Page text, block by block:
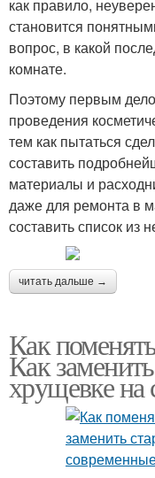
как правило,
становится
вопрос, в какой
комнате.
Поэтому первым
проведения
тем как пытаться
составить
материалы и
даже для ремонта в
составить список из
читать дальше →
Как
Как
хрущевке на